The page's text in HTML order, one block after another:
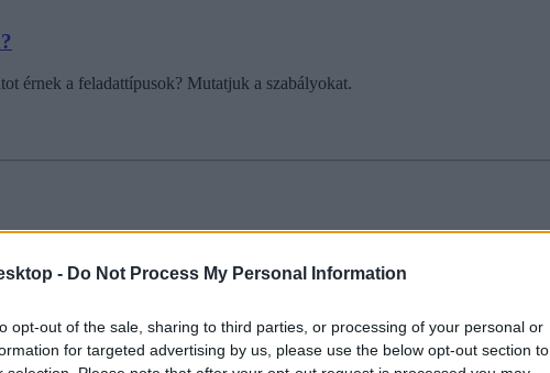
- Do Not Process My Personal Information
opt-out of the sale, sharing to third parties, or processing of your personal or
for targeted advertising by us, please use the below opt-out section to
érnek a feladattípusok? Mutatjuk a szabályokat.
az Oktatási Hivatal.